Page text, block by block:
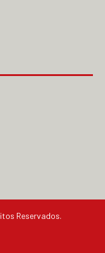
Reservados.